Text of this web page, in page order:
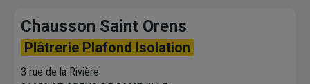
Chausson Saint Orens
Plâtrerie Plafond Isolation
3 rue de la Rivière